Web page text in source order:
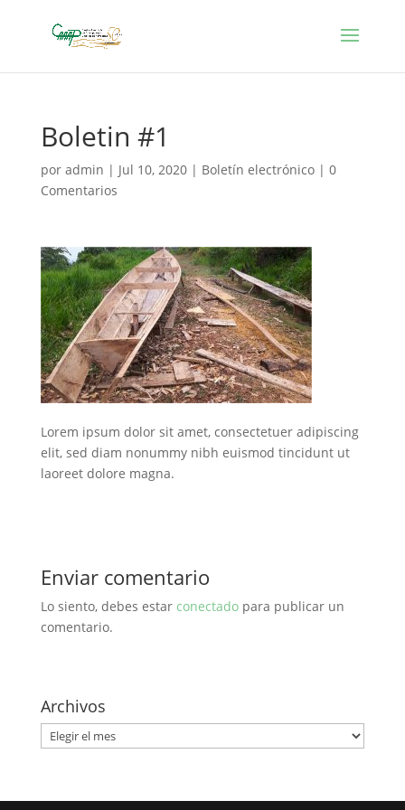
Boletin #1
por admin | Jul 10, 2020| Boletín electrónico| 0
Comentarios
Lorem ipsum dolor sit amet, consectetuer adipiscing
elit, sed diam nonummy nibh euismod tincidunt ut
laoreet dolore magna.
Enviar comentario
Lo siento, debes estar conectadopara publicar un
comentario.
Archivos
Archivos